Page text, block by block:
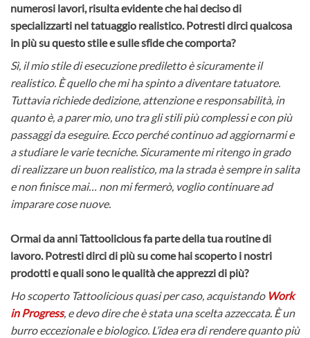
numerosi lavori, risulta evidente che hai deciso di
specializzarti nel tatuaggio realistico. Potresti dirci qualcosa
in più su questo stile e sulle sfide che comporta?
Sì, il mio stile di esecuzione prediletto è sicuramente il
realistico. È quello che mi ha spinto a diventare tatuatore.
Tuttavia richiede dedizione, attenzione e responsabilità, in
quanto è, a parer mio, uno tra gli stili più complessi e con più
passaggi da eseguire. Ecco perché continuo ad aggiornarmi e
a studiare le varie tecniche. Sicuramente mi ritengo in grado
di realizzare un buon realistico, ma la strada è sempre in salita
e non finisce mai… non mi fermerò, voglio continuare ad
imparare cose nuove.
Ormai da anni Tattoolicious fa parte della tua routine di
lavoro. Potresti dirci di più su come hai scoperto i nostri
prodotti e quali sono le qualità che apprezzi di più?
Ho scoperto Tattoolicious quasi per caso, acquistando Work
in Progress, e devo dire che è stata una scelta azzeccata. È un
burro eccezionale e biologico. L’idea era di rendere quanto più